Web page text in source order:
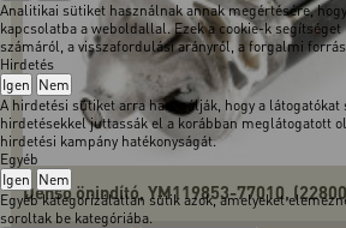
Analitikai sütiket használnak annak megértésére,
kapcsolatba a weboldallal. Ezek a cookie-k
számáról, a visszafordulási arányról, a forgalmi
Hirdetés
Igen Nem
A hirdetési sütiket arra használják, hogy a látogatókat
hirdetésekkel juttassák el a korábban meglátogatott
hirdetési kampány hatékonyságát.
Egyéb
Igen Nem
Egyéb kategorizálatlan sütik azok, amelyeket
soroltak be kategóriába.
Denso önindító, YM119853-77010,